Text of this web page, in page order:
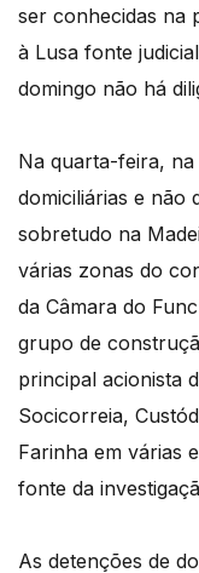
ser conhecidas na
à Lusa fonte
domingo não há
Na quarta-feira, na
domiciliárias e não
sobretudo na
várias zonas do
da Câmara do
grupo de
principal acionista
Socicorreia,
Farinha em várias
fonte da
As detenções de